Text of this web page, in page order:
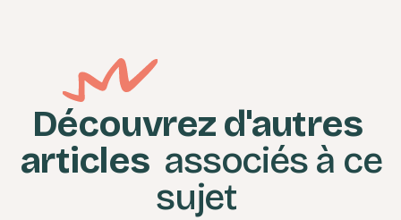
Découvrez d'autres
articles associés à ce
sujet